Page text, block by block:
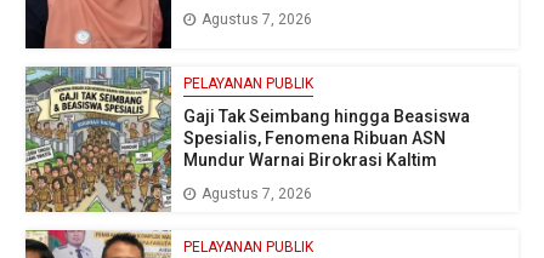
Agustus 7, 2026
PELAYANAN PUBLIK
Gaji Tak Seimbang hingga Beasiswa
Spesialis, Fenomena Ribuan ASN
Mundur Warnai Birokrasi Kaltim
Agustus 7, 2026
PELAYANAN PUBLIK